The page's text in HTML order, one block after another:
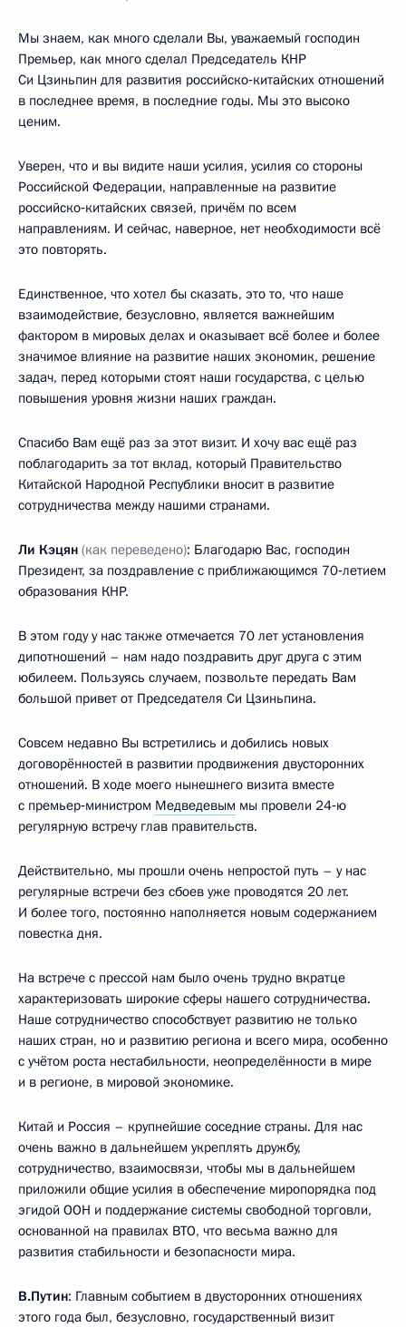
Мы знаем, как много сделали Вы, уважаемый господин
Премьер, как много сделал Председатель КНР
Си Цзиньпин для развития российско‑китайских отношений
в последнее время, в последние годы. Мы это высоко
ценим.
Уверен, что и вы видите наши усилия, усилия со стороны
Российской Федерации, направленные на развитие
российско‑китайских связей, причём по всем
направлениям. И сейчас, наверное, нет необходимости всё
это повторять.
Единственное, что хотел бы сказать, это то, что наше
взаимодействие, безусловно, является важнейшим
фактором в мировых делах и оказывает всё более и более
значимое влияние на развитие наших экономик, решение
задач, перед которыми стоят наши государства, с целью
повышения уровня жизни наших граждан.
Спасибо Вам ещё раз за этот визит. И хочу вас ещё раз
поблагодарить за тот вклад, который Правительство
Китайской Народной Республики вносит в развитие
сотрудничества между нашими странами.
Ли Кэцян (как переведено): Благодарю Вас, господин
Президент, за поздравление с приближающимся 70‑летием
образования КНР.
В этом году у нас также отмечается 70 лет установления
дипотношений – нам надо поздравить друг друга с этим
юбилеем. Пользуясь случаем, позвольте передать Вам
большой привет от Председателя Си Цзиньпина.
Совсем недавно Вы встретились и добились новых
договорённостей в развитии продвижения двусторонних
отношений. В ходе моего нынешнего визита вместе
с премьер‑министром Медведевым мы провели 24‑ю
регулярную встречу глав правительств.
Действительно, мы прошли очень непростой путь – у нас
регулярные встречи без сбоев уже проводятся 20 лет.
И более того, постоянно наполняется новым содержанием
повестка дня.
На встрече с прессой нам было очень трудно вкратце
характеризовать широкие сферы нашего сотрудничества.
Наше сотрудничество способствует развитию не только
наших стран, но и развитию региона и всего мира, особенно
с учётом роста нестабильности, неопределённости в мире
и в регионе, в мировой экономике.
Китай и Россия – крупнейшие соседние страны. Для нас
очень важно в дальнейшем укреплять дружбу,
сотрудничество, взаимосвязи, чтобы мы в дальнейшем
приложили общие усилия в обеспечение миропорядка под
эгидой ООН и поддержание системы свободной торговли,
основанной на правилах ВТО, что весьма важно для
развития стабильности и безопасности мира.
В.Путин: Главным событием в двусторонних отношениях
этого года был, безусловно, государственный визит